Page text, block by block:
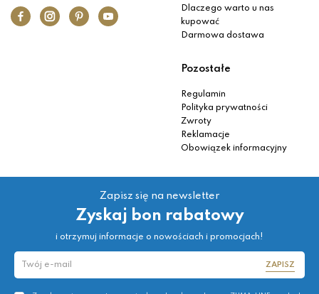
Dlaczego warto u nas
kupować
Darmowa dostawa
Pozostałe
Regulamin
Polityka prywatności
Zwroty
Reklamacje
Obowiązek informacyjny
Zapisz się na newsletter
Zyskaj bon rabatowy
i otrzymuj informacje o nowościach i promocjach!
ZAPISZ